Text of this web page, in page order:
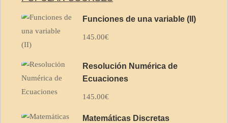
Funciones de una variable (II)
145.00€
Resolución Numérica de
Ecuaciones
145.00€
Matemáticas Discretas